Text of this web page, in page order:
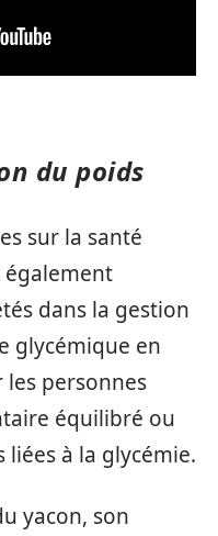
du poids
sur la santé
dans la gestion
glycémique en
personnes
équilibré ou
à la glycémie.
yacon, son